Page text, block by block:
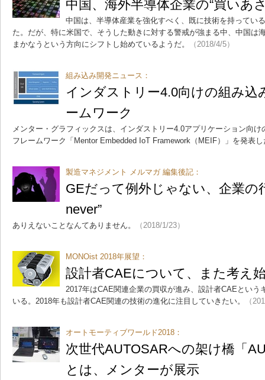
中国、海外半導体企業の“買いあ
中国は、半導体産業を強化すべく、既に技術を持ってい
た。だが、特に米国で、そうした動きに対する警戒が強まる中、中国は
まかなうという方向にシフトし始めているようだ。
（2018/4/5）
組み込み開発ニュース：
インダストリー4.0向けの組み
ームワーク
メンター・グラフィックスは、インダストリー4.0アプリケーション向
フレームワーク「Mentor Embedded IoT Framework（MEIF）」を発表し
製造マネジメント メルマガ 編集後記：
GEだって例外じゃない、企業の
never”
ありえないことなんてありません。 （2018/1/23）
MONOist 2018年展望：
設計者CAEについて、また考え
2017年はCAE関連企業の買収が進み、設計者CAEという
いる。2018年も設計者CAE関連の技術の進化に注目していきたい。
（
オートモーティブワールド2018：
次世代AUTOSARへの架け橋「
とは、メンターが展示